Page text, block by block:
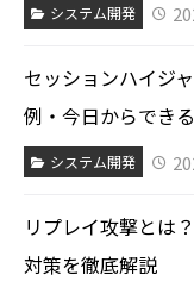
システム開発
セッションハイジ
例・今日からでき
システム開発
リプレイ攻撃とは
対策を徹底解説